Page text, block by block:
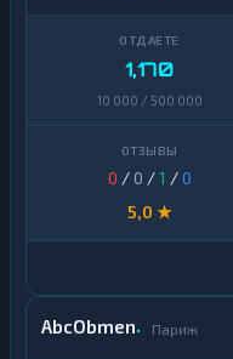
1,170
10 000 / 500 000
0 / 0 /1 /0
5,0 ★
AbcObmen Париж